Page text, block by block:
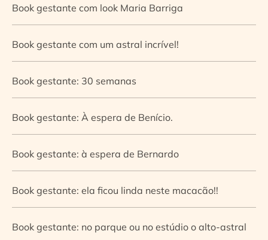
Book gestante com look Maria Barriga
Book gestante com um astral incrível!
Book gestante: 30 semanas
Book gestante: À espera de Benício.
Book gestante: à espera de Bernardo
Book gestante: ela ficou linda neste macacão!!
Book gestante: no parque ou no estúdio o alto-astral